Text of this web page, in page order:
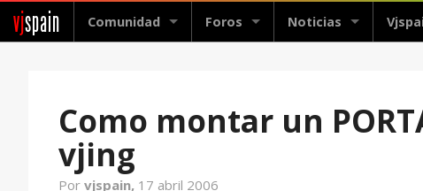
vjspain Comunidad Foros Noticias
Como montar un
vjing
Por vjspain, 17 abril 2006